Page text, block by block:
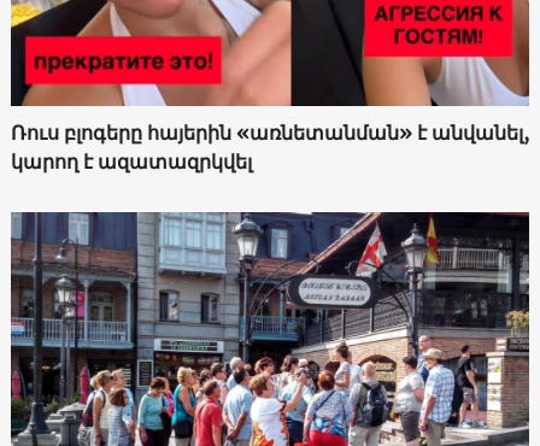
Ռուս բլոգերը հայերին «առնետանման» է անվանել,
կարող է ազատազրկվել